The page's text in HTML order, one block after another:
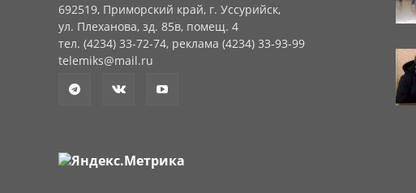
692519, Приморский край, г. Уссурийск,
ул. Плеханова, зд. 85в, помещ. 4
тел. (4234) 33-72-74, реклама (4234) 33-93-99
telemiks@mail.ru